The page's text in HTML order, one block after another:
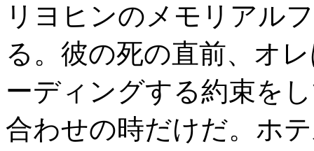
リヨヒンのメモリアル
る。彼の死の直前、オ
ーディングする約束を
合わせの時だけだ。ホ